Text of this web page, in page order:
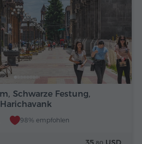
Schwarze Festung,
98% empfohlen